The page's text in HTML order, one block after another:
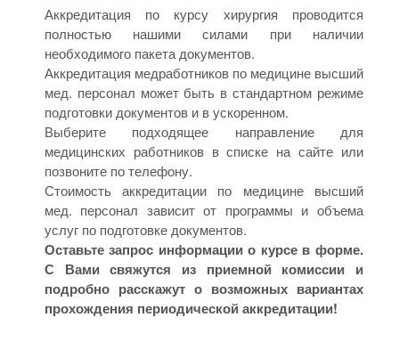
Аккредитация по курсу хирургия проводится
полностью нашими силами при наличии
необходимого пакета документов.
Аккредитация медработников по медицине высший
мед. персонал может быть в стандартном режиме
подготовки документов и в ускоренном.
Выберите подходящее направление для
медицинских работников в списке на сайте или
позвоните по телефону.
Стоимость аккредитации по медицине высший
мед. персонал зависит от программы и объема
услуг по подготовке документов.
Оставьте запрос информации о курсе в форме.
С Вами свяжутся из приемной комиссии и
подробно расскажут о возможных вариантах
прохождения периодической аккредитации!